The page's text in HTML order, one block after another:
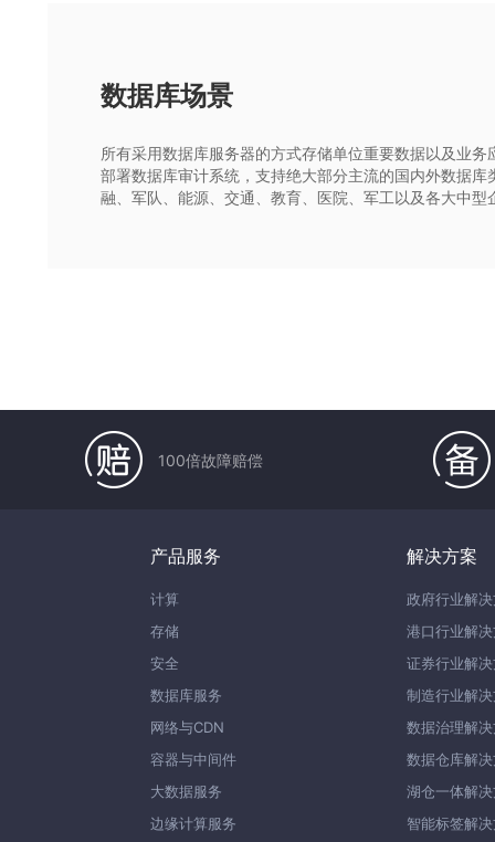
数据库场景
所有采用数据库服务器的方式存储单位重要数据以及业
部署数据库审计系统，支持绝大部分主流的国内外数据库
融、军队、能源、交通、教育、医院、军工以及各大中型
100倍故障赔偿
产品服务
计算
存储
安全
数据库服务
网络与CDN
容器与中间件
大数据服务
边缘计算服务
解决方案
政府行业解
港口行业解
证券行业解
制造行业解
数据治理解
数据仓库解
湖仓一体解
智能标签解